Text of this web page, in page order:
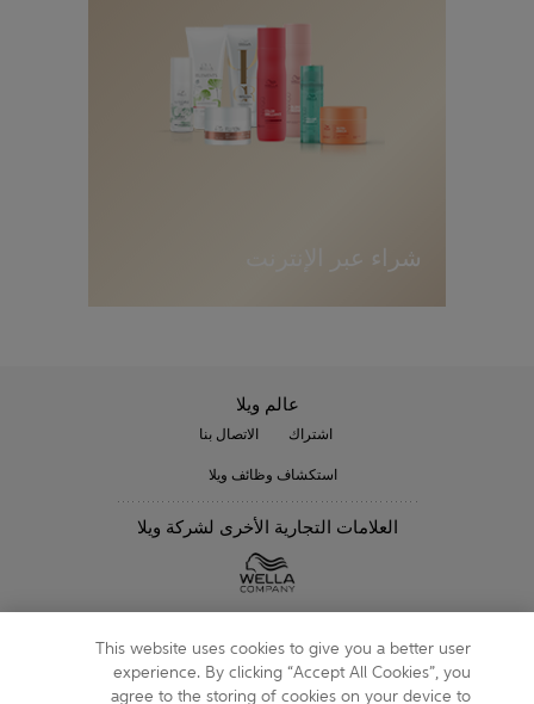
شراء عبر الإنترنت
عالم ويلا
اشتراك الاتصال بنا
استكشاف وظائف ويلا
العلامات التجارية الأخرى لشركة ويلا
متابعتنا
This website uses cookies to give you a better user
experience. By clicking “Accept All Cookies”, you
agree to the storing of cookies on your device to